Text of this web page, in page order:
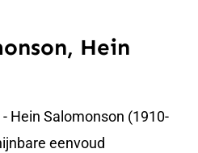
Hein
Hein Salomonson (1910-
eenvoud